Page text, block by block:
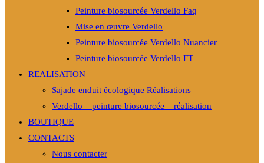
Peinture biosourcée Verdello Faq
Mise en œuvre Verdello
Peinture biosourcée Verdello Nuancier
Peinture biosourcée Verdello FT
REALISATION
Sajade enduit écologique Réalisations
Verdello – peinture biosourcée – réalisation
BOUTIQUE
CONTACTS
Nous contacter